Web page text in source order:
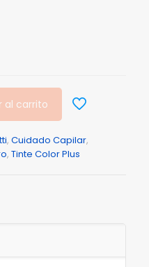
al carrito
, Cuidado Capilar,
, Tinte Color Plus